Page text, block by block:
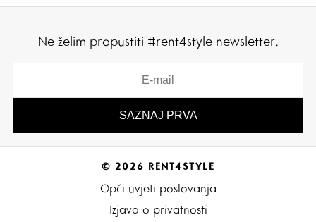
Ne želim propustiti #rent4style newsletter.
© 2026 RENT4STYLE
Opći uvjeti poslovanja
Izjava o privatnosti